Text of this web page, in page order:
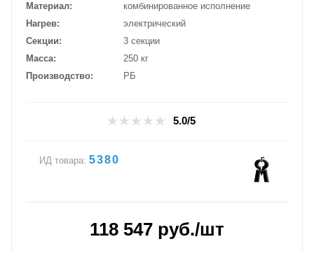
Материал
комбинированное исполнение
Нагрев
электрический
Секции
3 секции
Масса
250 кг
Производство
РБ
5.0/5
ИД товара: 5380
118 547 руб./шт